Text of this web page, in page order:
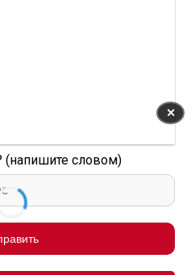
(напишите словом)
✕